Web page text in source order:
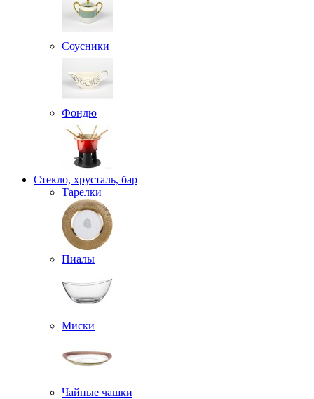
Соусники
Фондю
Стекло, хрусталь, бар
Тарелки
Пиалы
Миски
Чайные чашки